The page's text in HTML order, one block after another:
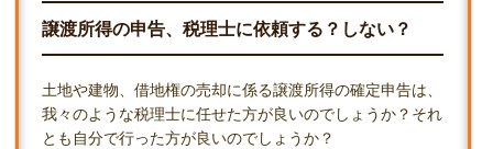
譲渡所得の申告、税理士に依頼する？しない？
土地や建物、借地権の売却に係る譲渡所得の確定申告は、
我々のような税理士に任せた方が良いのでしょうか？それ
とも自分で行った方が良いのでしょうか？